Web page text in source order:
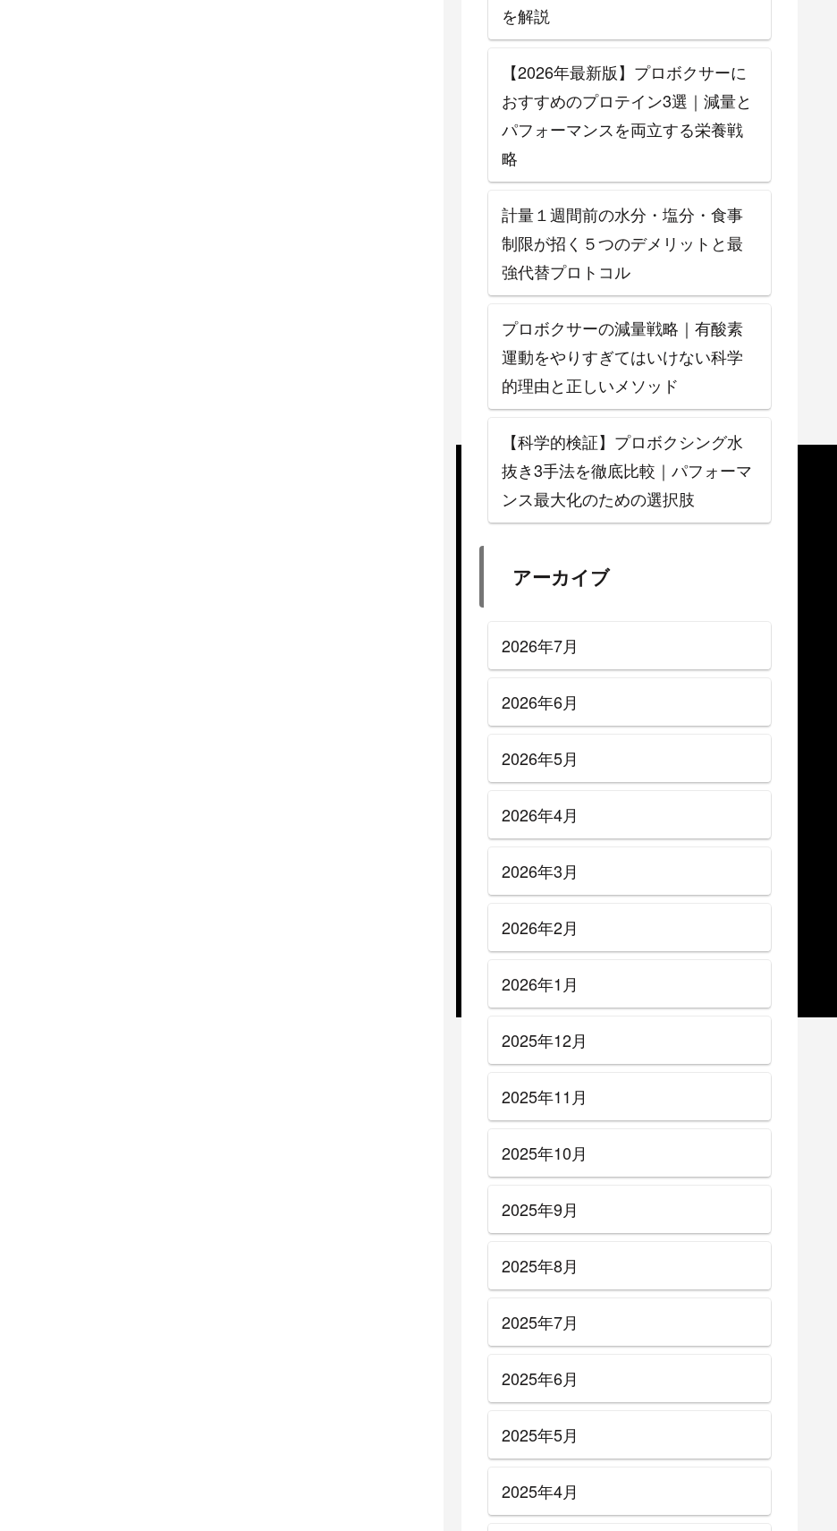
を解説
【2026年最新版】プロボクサーに
おすすめのプロテイン3選｜減量と
パフォーマンスを両立する栄養戦
略
計量１週間前の水分・塩分・食事
制限が招く５つのデメリットと最
強代替プロトコル
プロボクサーの減量戦略｜有酸素
運動をやりすぎてはいけない科学
的理由と正しいメソッド
【科学的検証】プロボクシング水
抜き3手法を徹底比較｜パフォーマ
ンス最大化のための選択肢
アーカイブ
2026年7月
2026年6月
2026年5月
2026年4月
2026年3月
2026年2月
2026年1月
2025年12月
2025年11月
2025年10月
2025年9月
2025年8月
2025年7月
2025年6月
2025年5月
2025年4月